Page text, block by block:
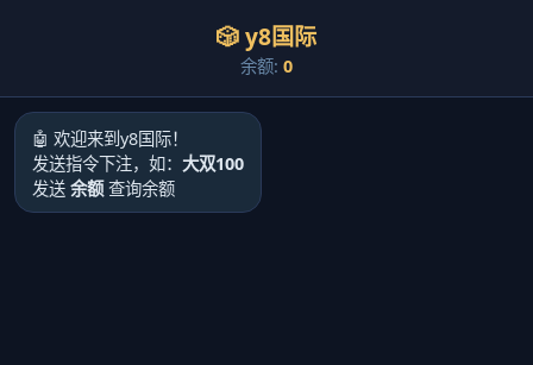
🎲 y8国际
余额: 0
🤖 欢迎来到y8国际！
发送指令下注，如： 大双100
发送 余额查询余额